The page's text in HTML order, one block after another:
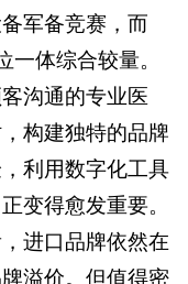
军备竞赛，而
一体综合较量。
沟通的专业医
构建独特的品牌
利用数字化工具
变得愈发重要。
进口品牌依然在
溢价。但值得密